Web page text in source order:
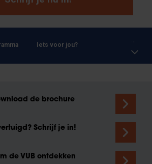
Iets voor jou?
de brochure
Schrijf je in!
de VUB ontdekken